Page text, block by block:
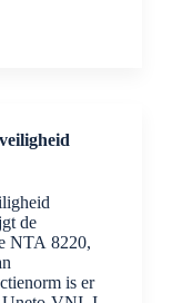
de
NTA 8220,
is er